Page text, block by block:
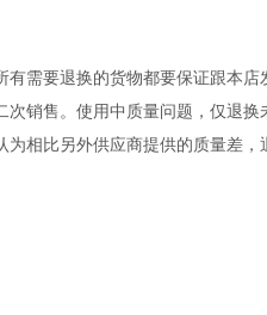
有需要退换的货物都要保证跟本
次销售。使用中质量问题，仅退
为相比另外供应商提供的质量差